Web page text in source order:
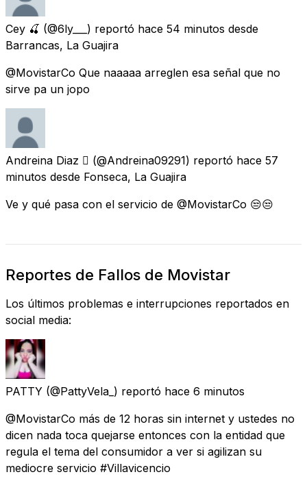
Cey 🍒 (@6ly___) reportó hace 54 minutos desde
Barrancas, La Guajira
@MovistarCo Que naaaaa arreglen esa señal que no
sirve pa un jopo
Andreina Diaz  (@Andreina09291) reportó hace 57
minutos desde Fonseca, La Guajira
Ve y qué pasa con el servicio de @MovistarCo 😒😒
Reportes de Fallos de Movistar
Los últimos problemas e interrupciones reportados en
social media:
PATTY (@PattyVela_) reportó hace 6 minutos
@MovistarCo más de 12 horas sin internet y ustedes no
dicen nada toca quejarse entonces con la entidad que
regula el tema del consumidor a ver si agilizan su
mediocre servicio #Villavicencio